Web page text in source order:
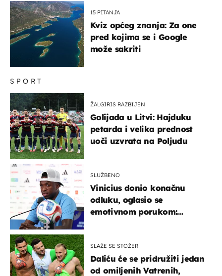
SPORT
ŽALGIRIS RAZBIJEN
Golijada u Litvi: Hajduku
petarda i velika prednost
uoči uzvrata na Poljudu
SLUŽBENO
Vinicius donio konačnu
odluku, oglasio se
emotivnom porukom:
SLAŽE SE STOŽER
Daliću će se pridružiti jedan
od omiljenih Vatrenih,
15 PITANJA
Kviz općeg znanja: Za one
pred kojima se i Google
može sakriti